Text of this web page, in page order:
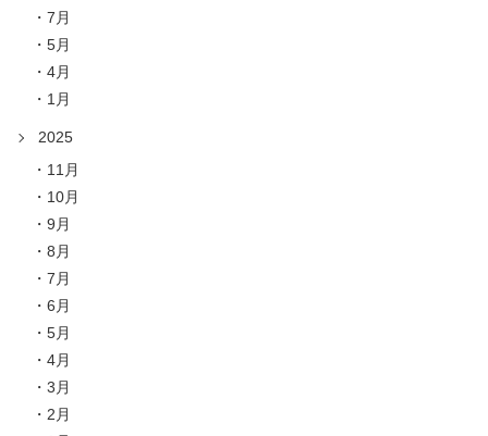
7月
5月
4月
1月
2025
11月
10月
9月
8月
7月
6月
5月
4月
3月
2月